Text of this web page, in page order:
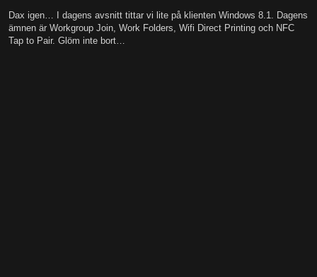
Dax igen… I dagens avsnitt tittar vi lite på klienten Windows 8.1. Dagens
ämnen är Workgroup Join, Work Folders, Wifi Direct Printing och NFC
Tap to Pair. Glöm inte bort…